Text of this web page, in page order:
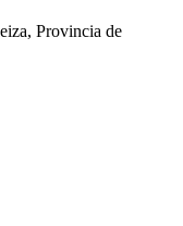
Provincia de